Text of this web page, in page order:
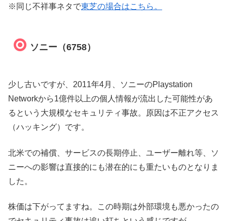
※同じ不祥事ネタで東芝の場合はこちら。
ソニー（6758）
少し古いですが、2011年4月、ソニーのPlaystation
Networkから1億件以上の個人情報が流出した可能性があ
るという大規模なセキュリティ事故。原因は不正アクセス
（ハッキング）です。
北米での補償、サービスの長期停止、ユーザー離れ等、ソ
ニーへの影響は直接的にも潜在的にも重たいものとなりま
した。
株価は下がってますね。この時期は外部環境も悪かったの